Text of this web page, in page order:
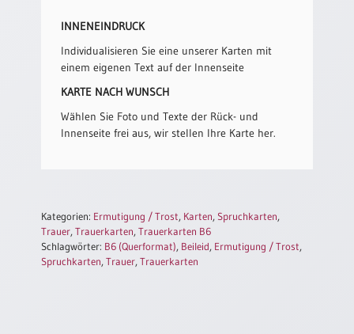
Urkunden
Abendmahlszulassung
Kirchen(wieder)eintritt
Poster
Neuerscheinungen
Einzelposter
INNENEINDRUCK
Individualisieren Sie eine unserer Karten mit
einem eigenen Text auf der Innenseite
KARTE NACH WUNSCH
Wählen Sie Foto und Texte der Rück- und
Innenseite frei aus, wir stellen Ihre Karte her.
Kategorien: Ermutigung / Trost, Karten, Spruchkarten,
Trauer,Trauerkarten,Trauerkarten B6
Schlagwörter: B6 (Querformat), Beileid, Ermutigung / Trost,
Spruchkarten,Trauer,Trauerkarten